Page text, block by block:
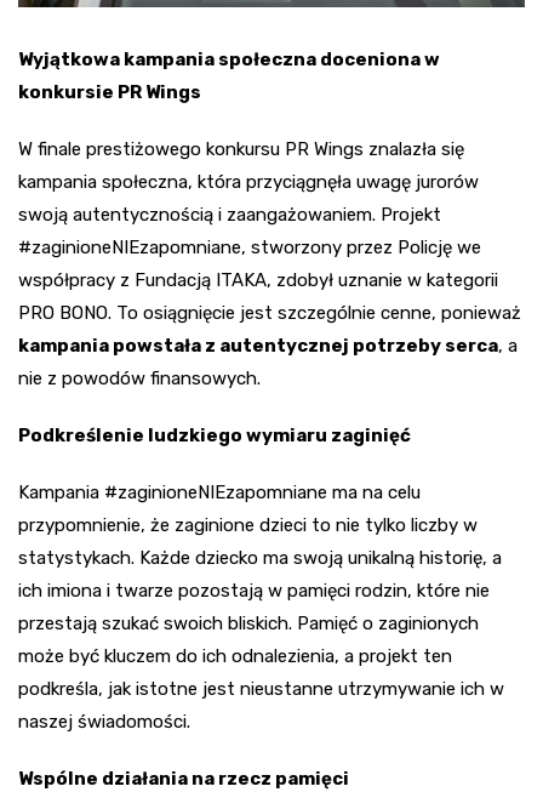
Wyjątkowa kampania społeczna doceniona w
konkursie PR Wings
W finale prestiżowego konkursu PR Wings znalazła się
kampania społeczna, która przyciągnęła uwagę jurorów
swoją autentycznością i zaangażowaniem. Projekt
#zaginioneNIEzapomniane, stworzony przez Policję we
współpracy z Fundacją ITAKA, zdobył uznanie w kategorii
PRO BONO. To osiągnięcie jest szczególnie cenne, ponieważ
kampania powstała z autentycznej potrzeby serca, a
nie z powodów finansowych.
Podkreślenie ludzkiego wymiaru zaginięć
Kampania #zaginioneNIEzapomniane ma na celu
przypomnienie, że zaginione dzieci to nie tylko liczby w
statystykach. Każde dziecko ma swoją unikalną historię, a
ich imiona i twarze pozostają w pamięci rodzin, które nie
przestają szukać swoich bliskich. Pamięć o zaginionych
może być kluczem do ich odnalezienia, a projekt ten
podkreśla, jak istotne jest nieustanne utrzymywanie ich w
naszej świadomości.
Wspólne działania na rzecz pamięci